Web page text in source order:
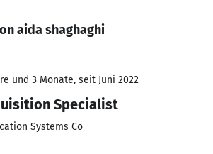
aida shaghaghi
und 3 Monate, seit Juni 2022
Specialist
Systems Co